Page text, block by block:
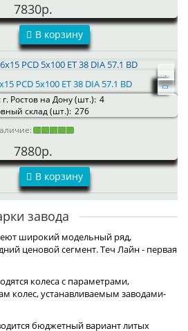
7830р.
В корзину
PCD 5x100 ET 38 DIA 57.1 BD
Ростов на Дону (шт.): 4
склад (шт.): 276
7880р.
В корзину
завода
широкий модельный ряд,
ценовой сегмент. Теч Лайн - первая
колеса с параметрами,
колес, устанавливаемым заводами-
бюджетный вариант литых